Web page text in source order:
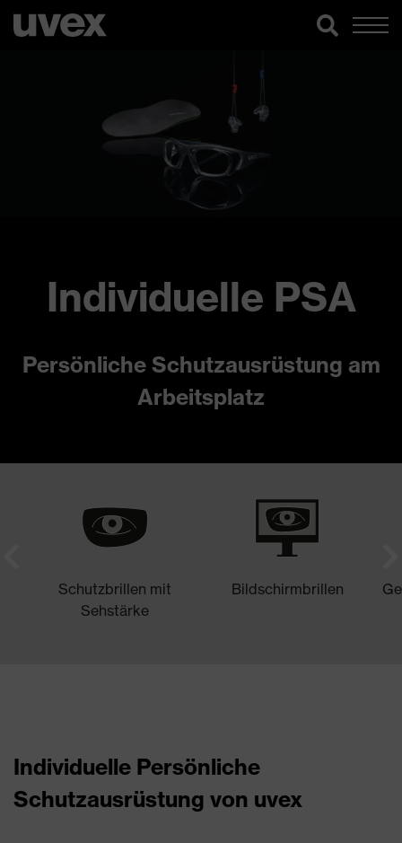
Individuelle PSA
Persönliche Schutzausrüstung am
Arbeitsplatz
Schutzbrillen mit
Sehstärke
Bildschirmbrillen
Individuelle Persönliche
Schutzausrüstung von uvex